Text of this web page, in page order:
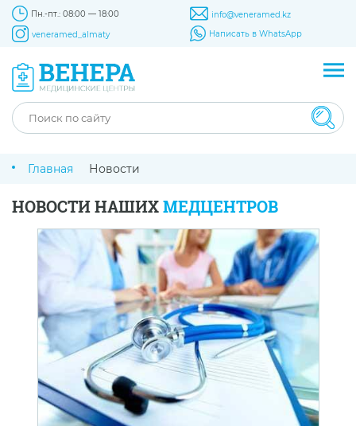
Пн.-пт.: 08:00 — 18:00
info@veneramed.kz
veneramed_almaty
Написать в WhatsApp
Главная Новости
НОВОСТИ НАШИХМЕДЦЕНТРОВ